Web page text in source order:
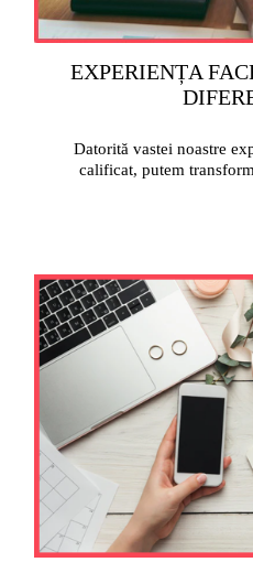
EXPERIENȚA
Datorită vastei noastre
calificat, putem